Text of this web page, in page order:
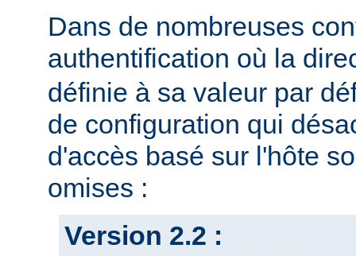
Dans de nombreuses
authentification où la
définie à sa valeur par
de configuration qui
d'accès basé sur l'hôte
omises :
Version 2.2 :